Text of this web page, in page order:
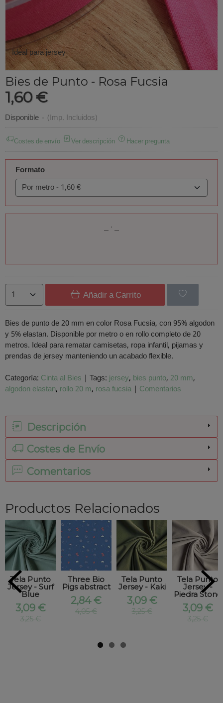
Ideal para jersey
Bies de Punto - Rosa Fucsia
1,60 €
Disponible - (Imp. Incluidos)
Costes de envío Ver descripción Hacer pregunta
Formato
Añadir a Carrito
Bies de punto de 20 mm en color Rosa Fucsia, con 95% algodon
y 5% elastan. Disponible por metro o en rollo completo de 20
metros. Ideal para rematar camisetas, ropa infantil, pijamas y
prendas de jersey manteniendo un acabado flexible.
Categoría: Cinta al Bies | Tags:jersey bies punto 20 mm
algodon elastan rollo 20 m rosa fucsia | Comentarios
Descripción
Costes de Envío
Comentarios
Productos Relacionados
Tela Punto
Jersey - Surf
Blue
3,09 €
3,25 €
Three Bio
Pigs abstract
2,84 €
4,05 €
Tela Punto
Jersey - Kaki
3,09 €
3,25 €
Tela Punto
Jersey -
Piedra Stone
3,09 €
3,25 €